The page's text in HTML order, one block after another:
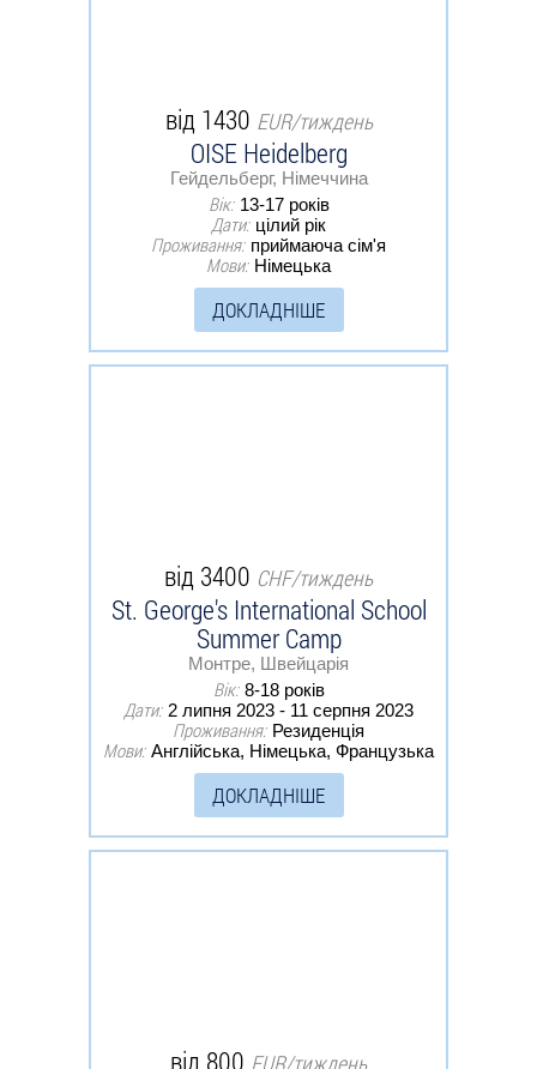
від 1430 EUR/тиждень
OISE Heidelberg
Гейдельберг, Німеччина
Вік: 13-17 років
Дати: цілий рік
Проживання: приймаюча сім'я
Мови: Німецька
ДОКЛАДНІШЕ
від 3400 CHF/тиждень
St. George's International School
Summer Camp
Монтре, Швейцарія
Вік: 8-18 років
Дати: 2 липня 2023 - 11 серпня 2023
Проживання: Резиденція
Мови: Англійська, Німецька, Французька
ДОКЛАДНІШЕ
від 800 EUR/тиждень